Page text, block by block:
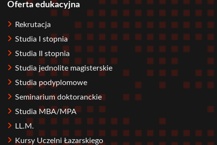
Stopka
Oferta edukacyjna
Rekrutacja
Studia I stopnia
Studia II stopnia
Studia jednolite magisterskie
Studia podyplomowe
Seminarium doktoranckie
Studia MBA/MPA
LL.M.
Kursy Uczelni Łazarskiego